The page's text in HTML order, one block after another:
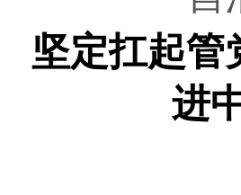
坚定扛起管
进